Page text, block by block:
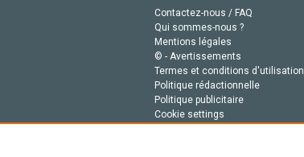
Contactez-nous / FAQ
Qui sommes-nous ?
Mentions légales
© - Avertissements
Termes et conditions d'utilisation
Politique rédactionnelle
Politique publicitaire
Cookie settings